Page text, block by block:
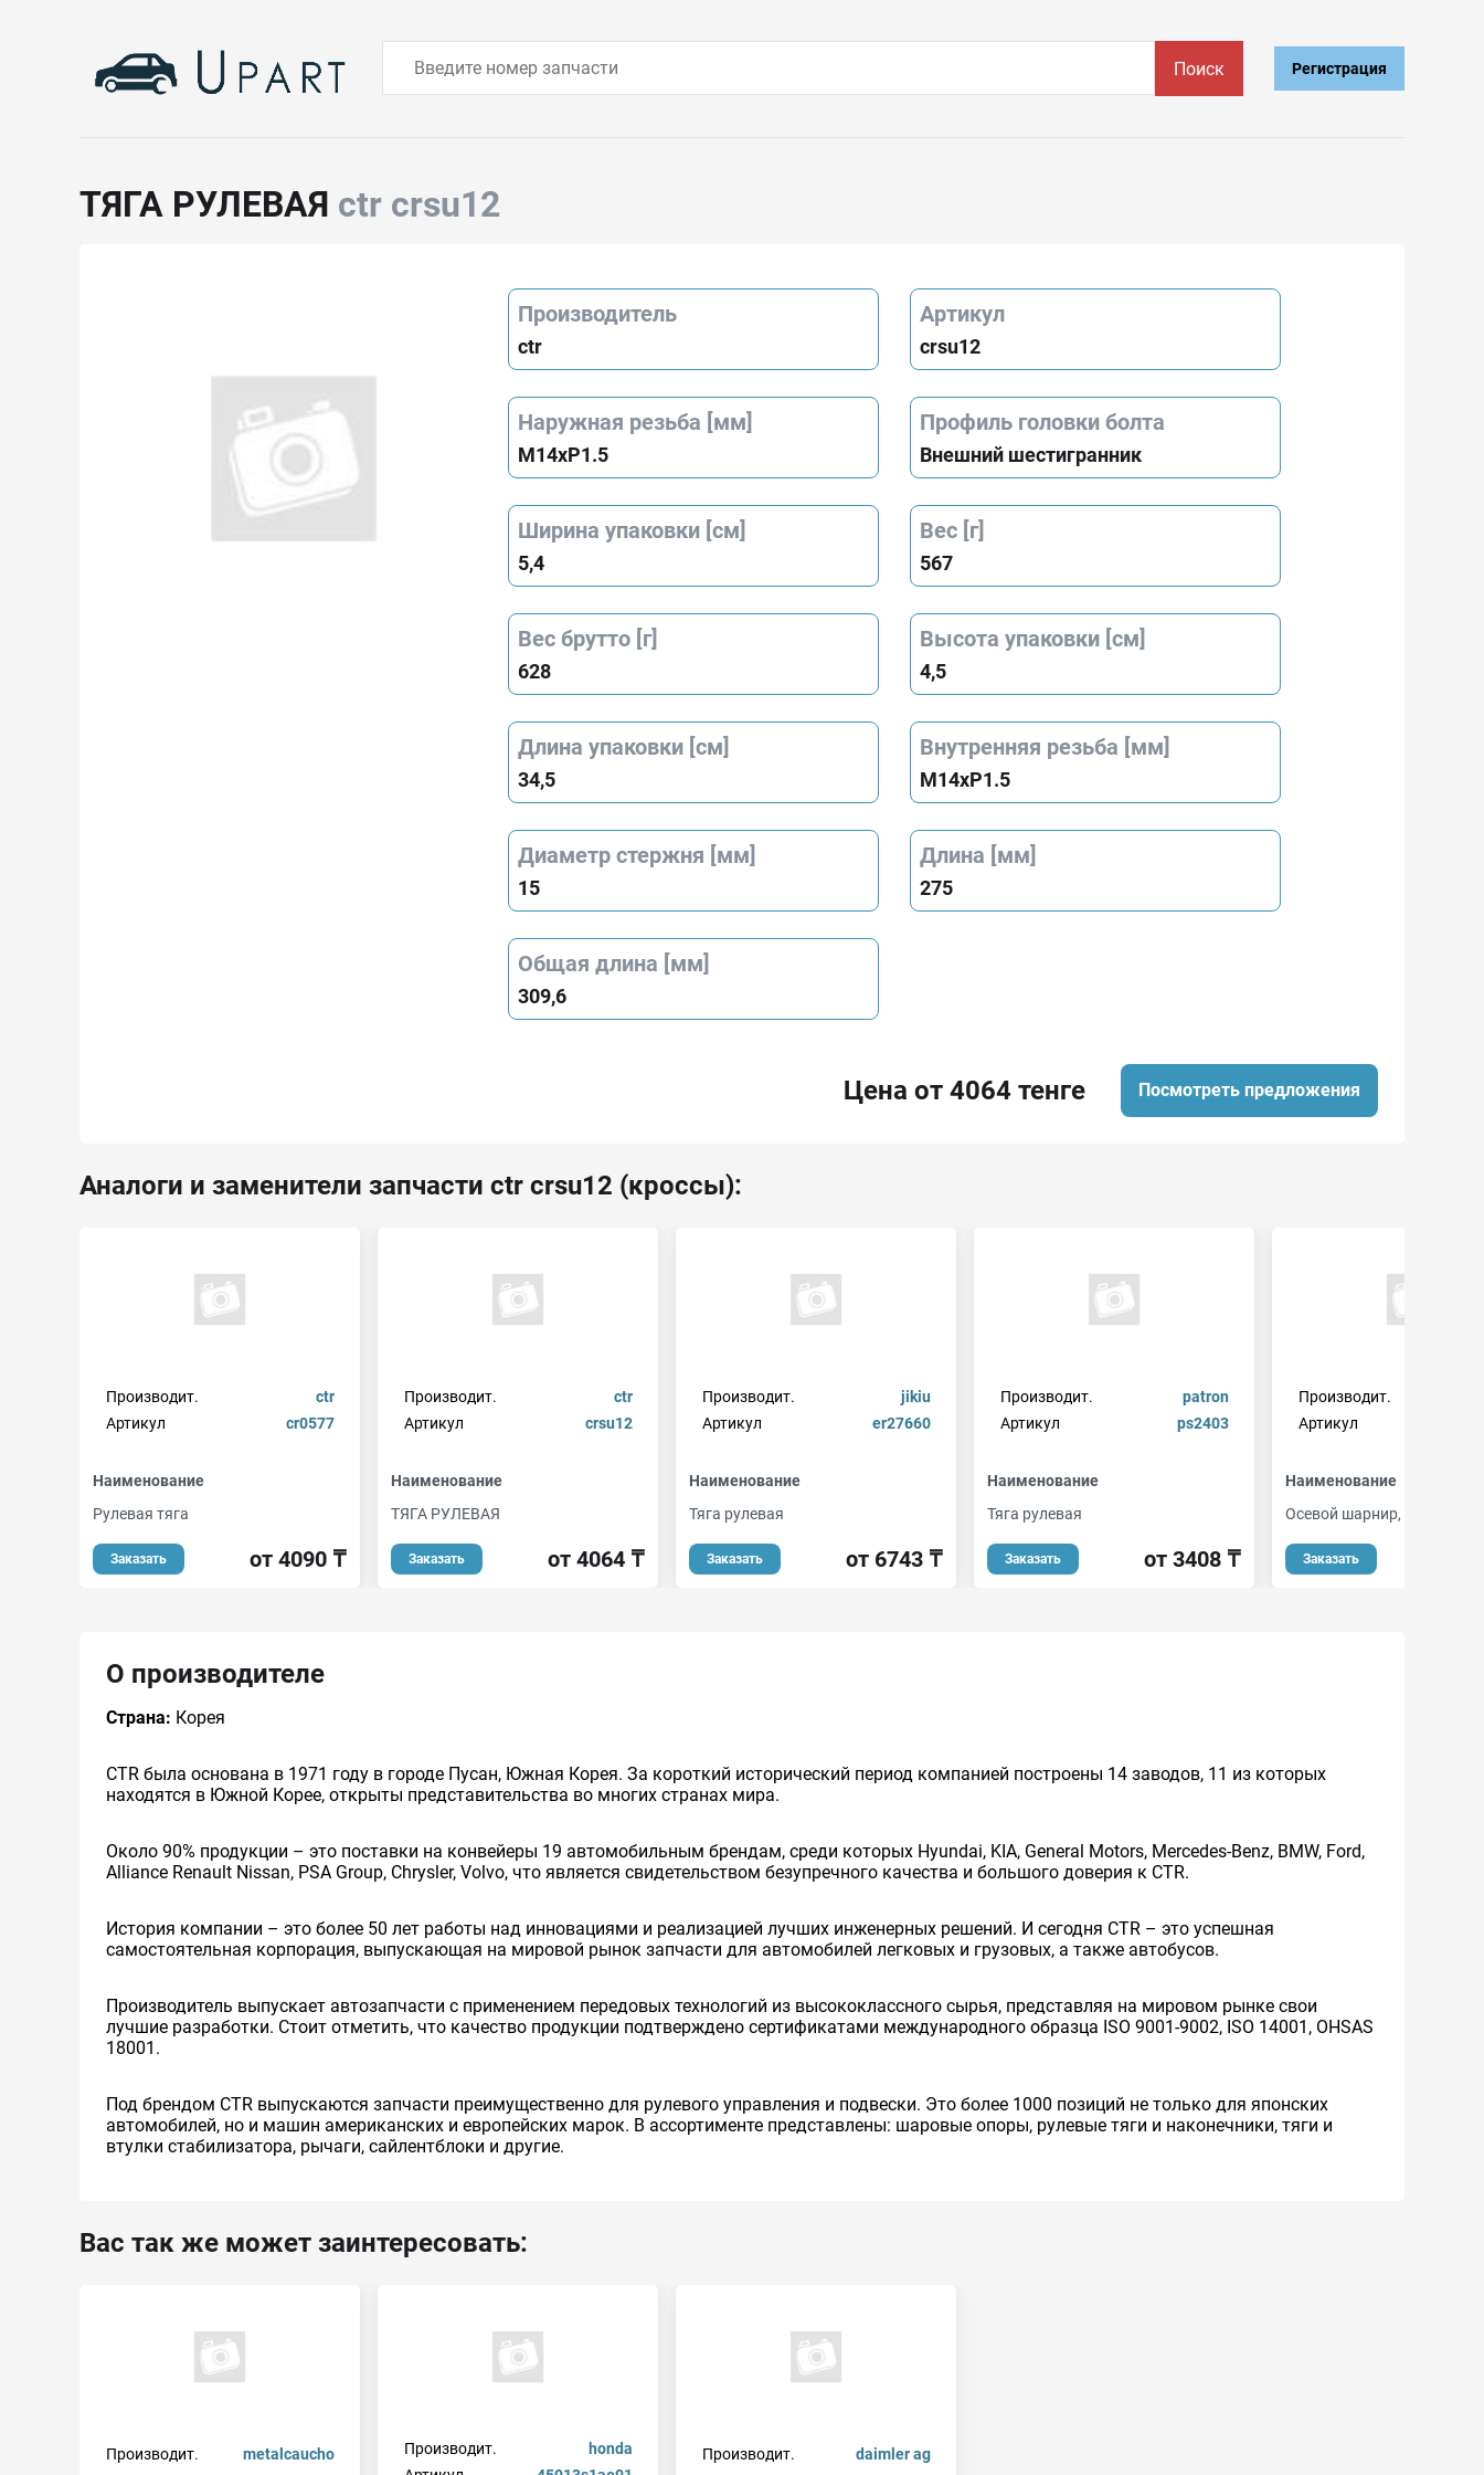
Поиск Регистрация
ТЯГА РУЛЕВАЯ ctr crsu12
Производитель
ctr
Артикул
crsu12
Наружная резьба [мм]
M14xP1.5
Профиль головки болта
Внешний шестигранник
Ширина упаковки [см]
5,4
Вес [г]
567
Вес брутто [г]
628
Высота упаковки [см]
4,5
Длина упаковки [см]
34,5
Внутренняя резьба [мм]
M14xP1.5
Диаметр стержня [мм]
15
Длина [мм]
275
Общая длина [мм]
309,6
Цена от 4064 тенге Посмотреть предложения
Аналоги и заменители запчасти ctr crsu12 (кроссы):
Производит.
ctr
Артикул
cr0577
Наименование
Рулевая тяга
Заказать от 4090 ₸
Производит.
ctr
Артикул
crsu12
Наименование
ТЯГА РУЛЕВАЯ
Заказать от 4064 ₸
Производит.
jikiu
Артикул
er27660
Наименование
Тяга рулевая
Заказать от 6743 ₸
Производит.
patron
Артикул
ps2403
Наименование
Тяга рулевая
Заказать от 3408 ₸
Производит.
Артикул
Наименование
Осевой шарнир, рулевая
Заказать
О производителе
Страна: Корея
CTR была основана в 1971 году в городе Пусан, Южная Корея. За короткий исторический период компанией построены 14 заводов, 11 из которых
находятся в Южной Корее, открыты представительства во многих странах мира.
Около 90% продукции – это поставки на конвейеры 19 автомобильным брендам, среди которых Hyundai, KIA, General Motors, Mercedes-Benz, BMW, Ford,
Alliance Renault Nissan, PSA Group, Chrysler, Volvo, что является свидетельством безупречного качества и большого доверия к CTR.
История компании – это более 50 лет работы над инновациями и реализацией лучших инженерных решений. И сегодня CTR – это успешная
самостоятельная корпорация, выпускающая на мировой рынок запчасти для автомобилей легковых и грузовых, а также автобусов.
Производитель выпускает автозапчасти с применением передовых технологий из высококлассного сырья, представляя на мировом рынке свои
лучшие разработки. Стоит отметить, что качество продукции подтверждено сертификатами международного образца ISO 9001-9002, ISO 14001, OHSAS
18001.
Под брендом CTR выпускаются запчасти преимущественно для рулевого управления и подвески. Это более 1000 позиций не только для японских
автомобилей, но и машин американских и европейских марок. В ассортименте представлены: шаровые опоры, рулевые тяги и наконечники, тяги и
втулки стабилизатора, рычаги, сайлентблоки и другие.
Вас так же может заинтересовать:
Производит.
metalcaucho
Производит.
honda
Производит.
daimler ag